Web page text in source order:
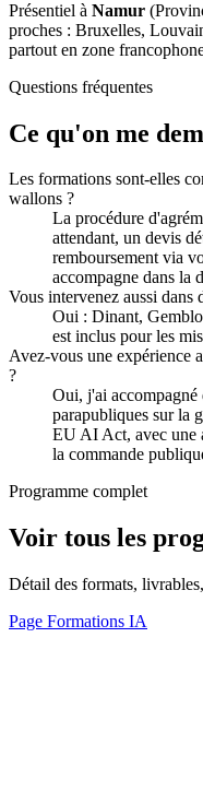
Présentiel à Namur
proches : Bruxelles,
partout en zone
Questions fréquentes
Ce qu'on me
Les formations sont-elles
wallons ?
La procédure
attendant, un devis
remboursement via
accompagne dans la
Vous intervenez aussi
Oui : Dinant,
est inclus pour les
Avez-vous une expérience
?
Oui, j'ai accompagné
parapubliques sur la
EU AI Act, avec une
la commande
Programme complet
Voir tous les
Détail des formats,
Page Formations IA